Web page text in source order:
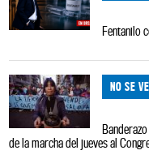
Fentanilo
NO SE
de la marcha del jueves al